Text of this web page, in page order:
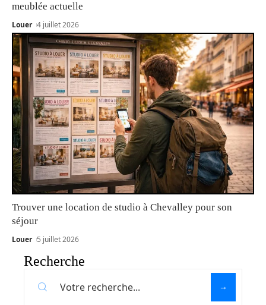
meublée actuelle
Louer 4 juillet 2026
Trouver une location de studio à Chevalley pour son
séjour
Louer 5 juillet 2026
Recherche